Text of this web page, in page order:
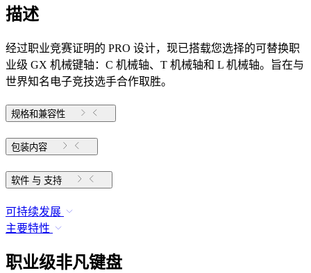
描述
经过职业竞赛证明的 PRO 设计，现已搭载您选择的可替换职
业级 GX 机械键轴：C 机械轴、T 机械轴和 L 机械轴。旨在与
世界知名电子竞技选手合作取胜。
规格和兼容性
包装内容
软件 与 支持
可持续发展
主要特性
职业级非凡键盘